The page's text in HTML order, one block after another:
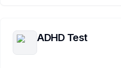
ADHD Test